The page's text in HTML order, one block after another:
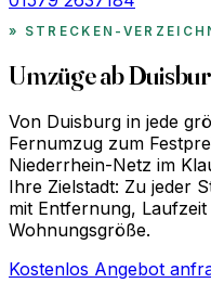
STRECKEN-
Umzüge ab
Von Duisburg in jede
Fernumzug zum
Niederrhein-Netz im
Ihre Zielstadt: Zu jeder
mit Entfernung,
Wohnungsgröße.
Kostenlos Angebot